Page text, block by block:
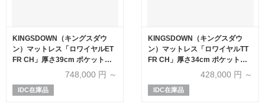
KINGSDOWN（キングスダウ
ン）マットレス「ロワイヤルET
FR CH」厚さ39cm ポケットコ
748,000 円 ～
IDC在庫品
KINGSDOWN（キングスダウ
ン）マットレス「ロワイヤルTT
FR CH」厚さ34cm ポケットコ
428,000 円 ～
IDC在庫品